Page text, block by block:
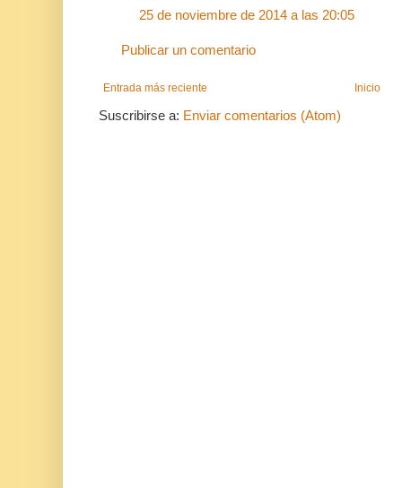
25 de noviembre de 2014 a las 20:05
Publicar un comentario
Entrada más reciente Inicio
Suscribirse a: Enviar comentarios (Atom)